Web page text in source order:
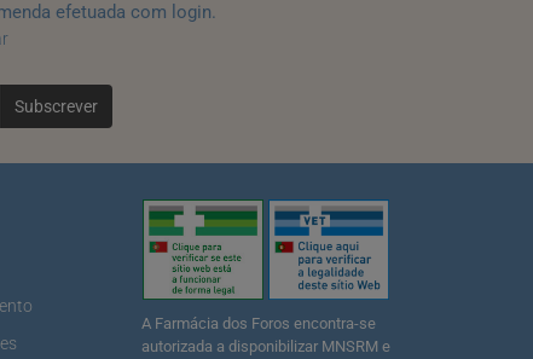
efetuada com login.
Subscrever
A Farmácia dos Foros encontra-se
autorizada a disponibilizar MNSRM e